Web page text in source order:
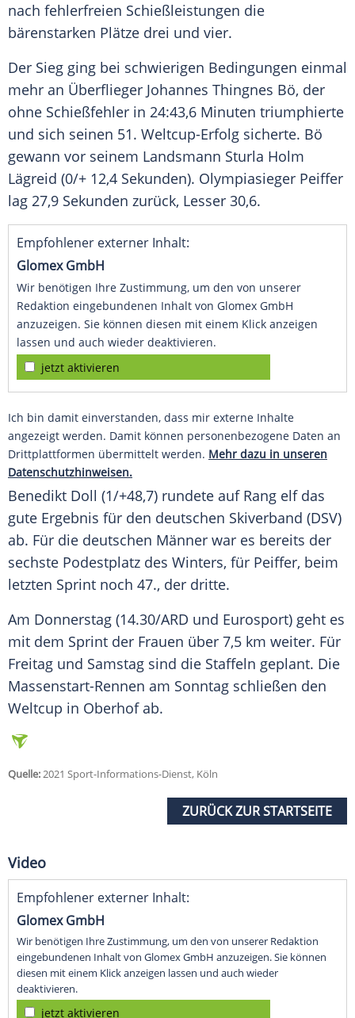
nach fehlerfreien Schießleistungen die
bärenstarken Plätze drei und vier.
Der Sieg ging bei schwierigen Bedingungen einmal
mehr an Überflieger Johannes Thingnes Bö, der
ohne Schießfehler in 24:43,6 Minuten triumphierte
und sich seinen 51. Weltcup-Erfolg sicherte. Bö
gewann vor seinem Landsmann Sturla Holm
Lägreid (0/+ 12,4 Sekunden). Olympiasieger Peiffer
lag 27,9 Sekunden zurück, Lesser 30,6.
Empfohlener externer Inhalt:
Glomex GmbH
Wir benötigen Ihre Zustimmung, um den von unserer
Redaktion eingebundenen Inhalt von Glomex GmbH
anzuzeigen. Sie können diesen mit einem Klick anzeigen
lassen und auch wieder deaktivieren.
jetzt aktivieren
Ich bin damit einverstanden, dass mir externe Inhalte
angezeigt werden. Damit können personenbezogene Daten an
Drittplattformen übermittelt werden. Mehr dazu in unseren
Datenschutzhinweisen.
Benedikt Doll (1/+48,7) rundete auf Rang elf das
gute Ergebnis für den deutschen Skiverband (DSV)
ab. Für die deutschen Männer war es bereits der
sechste Podestplatz des Winters, für Peiffer, beim
letzten Sprint noch 47., der dritte.
Am Donnerstag (14.30/ARD und Eurosport) geht es
mit dem Sprint der Frauen über 7,5 km weiter. Für
Freitag und Samstag sind die Staffeln geplant. Die
Massenstart-Rennen am Sonntag schließen den
Weltcup in Oberhof ab.
Quelle:2021 Sport-Informations-Dienst, Köln
ZURÜCK ZUR STARTSEITE
Video
Empfohlener externer Inhalt:
Glomex GmbH
Wir benötigen Ihre Zustimmung, um den von unserer Redaktion
eingebundenen Inhalt von Glomex GmbH anzuzeigen. Sie können
diesen mit einem Klick anzeigen lassen und auch wieder
deaktivieren.
jetzt aktivieren